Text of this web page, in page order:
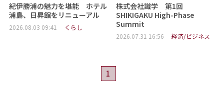
紀伊勝浦の魅力を堪能 ホテル
浦島、日昇館をリニューアル
2026.08.03 09:41 くらし
株式会社識学 第1回
SHIKIGAKU High-Phase
Summit
2026.07.31 16:56 経済/ビジネス
1